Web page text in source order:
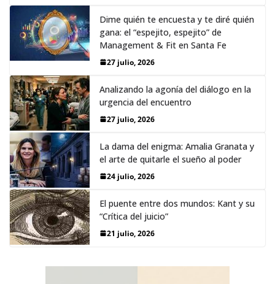
Dime quién te encuesta y te diré quién
gana: el “espejito, espejito” de
Management & Fit en Santa Fe
27 julio, 2026
Analizando la agonía del diálogo en la
urgencia del encuentro
27 julio, 2026
La dama del enigma: Amalia Granata y
el arte de quitarle el sueño al poder
24 julio, 2026
El puente entre dos mundos: Kant y su
“Crítica del juicio”
21 julio, 2026